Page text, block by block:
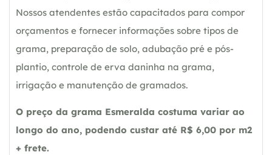
Nossos atendentes estão capacitados para compor
orçamentos e fornecer informações sobre tipos de
grama, preparação de solo, adubação pré e pós-
plantio, controle de erva daninha na grama,
irrigação e manutenção de gramados.
O preço da grama Esmeralda costuma variar ao
longo do ano, podendo custar até R$ 6,00 por m2
+ frete.